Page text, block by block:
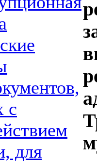
с
для